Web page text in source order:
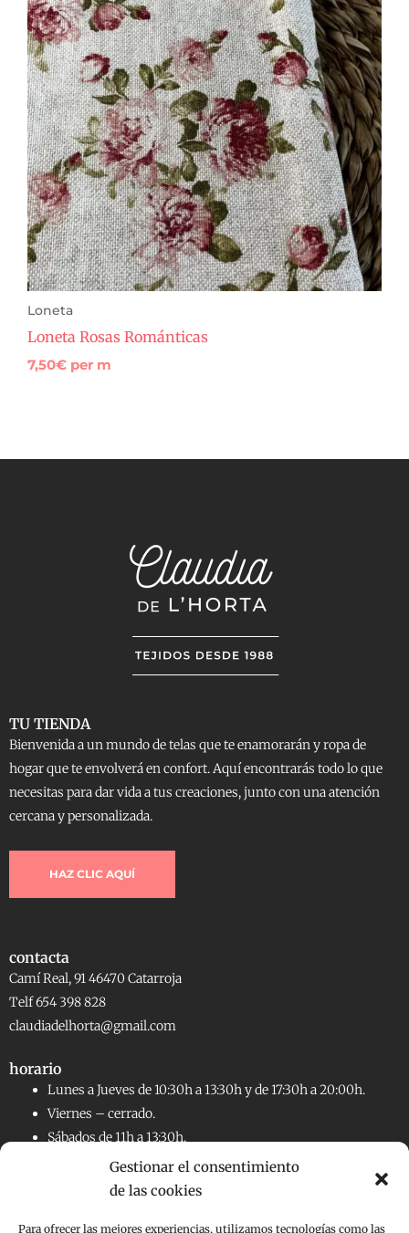
Gestionar el consentimiento
de las cookies
Para ofrecer las mejores experiencias, utilizamos tecnologías como las
Loneta
Loneta Rosas Románticas
7,50€ per m
TU TIENDA
Bienvenida a un mundo de telas que te enamorarán y ropa de
hogar que te envolverá en confort. Aquí encontrarás todo lo que
necesitas para dar vida a tus creaciones, junto con una atención
cercana y personalizada.
HAZ CLIC AQUÍ
contacta
Camí Real, 91 46470 Catarroja
Telf 654 398 828
claudiadelhorta@gmail.com
horario
Lunes a Jueves de 10:30h a 13:30h y de 17:30h a 20:00h.
Viernes – cerrado.
Sábados de 11h a 13:30h.